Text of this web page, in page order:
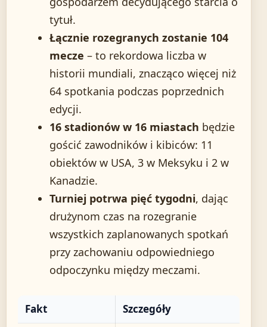
tytuł.
Łącznie rozegranych zostanie 104
mecze – to rekordowa liczba w
historii mundiali, znacząco więcej niż
64 spotkania podczas poprzednich
edycji.
16 stadionów w 16 miastach będzie
gościć zawodników i kibiców: 11
obiektów w USA, 3 w Meksyku i 2 w
Kanadzie.
Turniej potrwa pięć tygodni, dając
drużynom czas na rozegranie
wszystkich zaplanowanych spotkań
przy zachowaniu odpowiedniego
odpoczynku między meczami.
Fakt Szczegóły